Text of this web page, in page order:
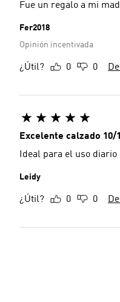
Fue un regalo a mi
Fer2018
Opinión incentivada
¿Útil? 0 0
Excelente calzado 10/
Ideal para el uso
Leidy
¿Útil? 0 0